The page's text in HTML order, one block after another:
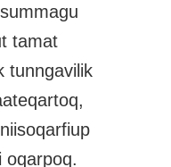
tamat
tunngavilik
oqarpoq.